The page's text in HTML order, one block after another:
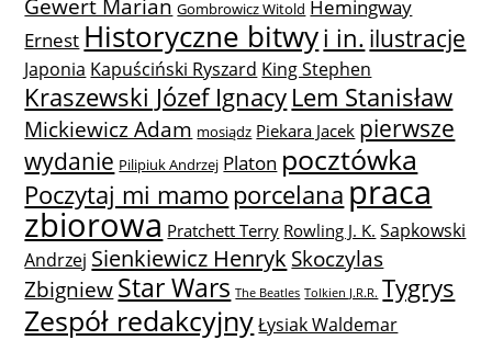
Gewert Marian Gombrowicz Witold Hemingway
Ernest Historyczne bitwyi in. ilustracje
Japonia Kapuściński Ryszard King Stephen
Kraszewski Józef Ignacy Lem Stanisław
Mickiewicz Adam mosiądz Piekara Jacek pierwsze
wydanie Pilipiuk Andrzej Platon pocztówka
Poczytaj mi mamoporcelana praca
zbiorowa Pratchett Terry Rowling J. K. Sapkowski
Andrzej Sienkiewicz Henryk Skoczylas
ZbigniewStar Wars The Beatles Tolkien J.R.R. Tygrys
Zespół redakcyjny Łysiak Waldemar